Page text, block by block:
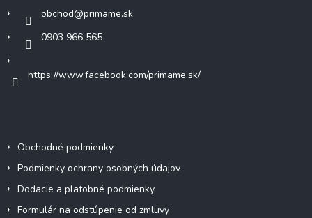
obchod@primame.sk
0903 966 565
https://www.facebook.com/primame.sk/
Obchodné podmienky
Podmienky ochrany osobných údajov
Dodacie a platobné podmienky
Formulár na odstúpenie od zmluvy